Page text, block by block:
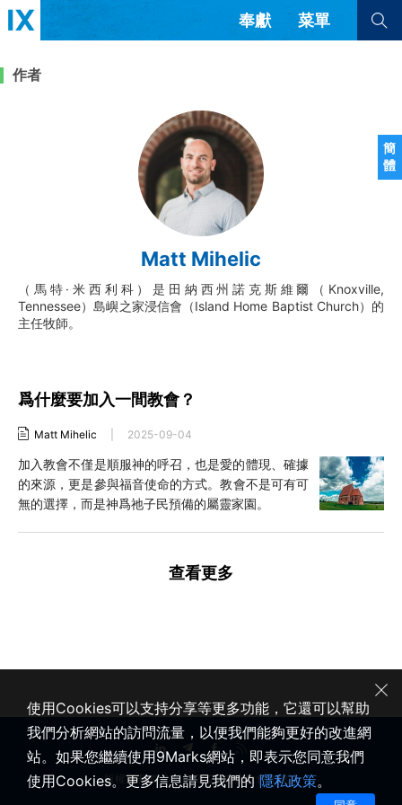
簡
體
奉獻 菜單
書評 訪談
解經式講道與神學
福音傳講與宣教 成員制與教會紀律
團契生活與禱告
查看全部
查看全部
隱私條款
正體中文
西班牙語
葡萄牙語
俄語
烏茲別克語
达里语
波斯語
法語
阿爾巴尼亞語
塞爾維亞語
作者
Matt Mihelic
（馬特·米西利科）是田納西州諾克斯維爾（Knoxville,
Tennessee）島嶼之家浸信會（Island Home Baptist Church）的
主任牧師。
爲什麼要加入一間教會？
Matt Mihelic 2025-09-04
加入教會不僅是順服神的呼召，也是愛的體現、確據
的來源，更是參與福音使命的方式。教會不是可有可
無的選擇，而是神爲祂子民預備的屬靈家園。
查看更多
版權所有 © 2020-2026 健康教會九標誌
使用Cookies可以支持分享等更多功能，它還可以幫助
我們分析網站的訪問流量，以便我們能夠更好的改進網
站。如果您繼續使用9Marks網站，即表示您同意我們
使用Cookies。更多信息請見我們的 隱私政策。